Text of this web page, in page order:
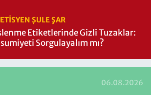
ŞULE ŞAR
Etiketlerinde Gizli Tuzaklar:
Sorgulayalım mı?
06.08.2026